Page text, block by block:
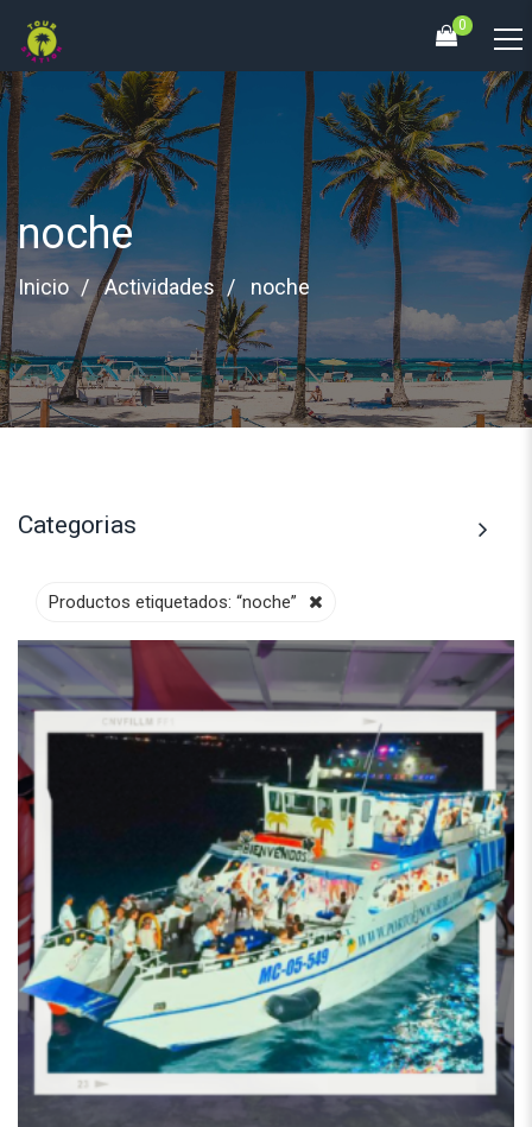
0
noche
Inicio Actividades noche
Categorias
Productos etiquetados: “noche”